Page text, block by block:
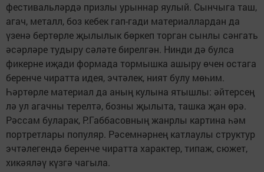
фестивальләрдә призлы урыннар яулый. Сынчыга таш,
агач, металл, боз кебек гап-гади материаллардан да
үзенә бертөрле җылылык бөркеп торган сынлы сәнгать
әсәрләре тудыру сәләте бирелгән. Нинди дә булса
фикерне иҗади формада тормышка ашыру өчен остага
беренче чиратта идея, эчтәлек, ният булу мөһим.
Һәртөрле материал да аның кулына ятышлы: әйтерсең
лә ул агачны терелтә, бозны җылыта, ташка җан өрә.
Рәссам буларак, Р.Габбасовның жанр­лы картина һәм
портретлары популяр. Рәсемнәрнең катлаулы структур
эчтәлегендә беренче чиратта характер, типаж, сюжет,
хикәяләү күзгә чагыла.